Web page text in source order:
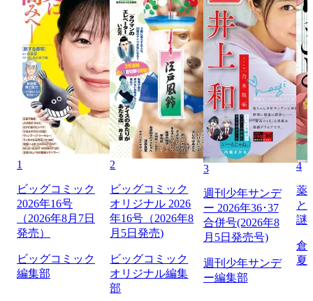
1
ビッグコミック
2026年16号
（2026年8月7日
発売）
ビッグコミック
編集部
2
ビッグコミック
オリジナル 2026
年16号（2026年8
月5日発売)
ビッグコミック
オリジナル編集
部
3
週刊少年サンデ
ー 2026年36･37
合併号(2026年8
月5日発売号)
週刊少年サンデ
ー編集部
4
薬
と
謎
倉
夏